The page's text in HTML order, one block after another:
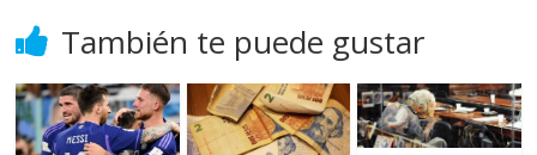
También te puede gustar